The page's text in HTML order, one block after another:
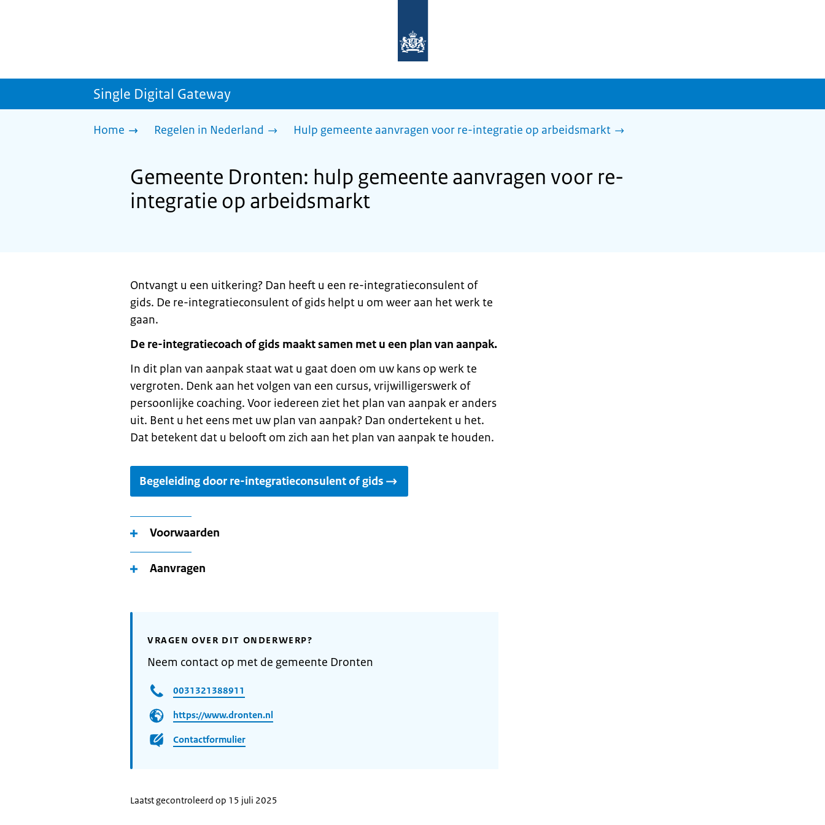
homepage
sdg.rijksoverheid.nl
Single Digital Gateway
Home Regelen in Nederland Hulp gemeente aanvragen voor re-integratie op arbeidsmarkt
Gemeente Dronten: hulp gemeente aanvragen voor re-
integratie op arbeidsmarkt
Ontvangt u een uitkering? Dan heeft u een re-integratieconsulent of
gids. De re-integratieconsulent of gids helpt u om weer aan het werk te
gaan.
De re-integratiecoach of gids maakt samen met u een plan van aanpak.
In dit plan van aanpak staat wat u gaat doen om uw kans op werk te
vergroten. Denk aan het volgen van een cursus, vrijwilligerswerk of
persoonlijke coaching. Voor iedereen ziet het plan van aanpak er anders
uit. Bent u het eens met uw plan van aanpak? Dan ondertekent u het.
Dat betekent dat u belooft om zich aan het plan van aanpak te houden.
Begeleiding door re-integratieconsulent of gids
Voorwaarden
Aanvragen
VRAGEN OVER DIT ONDERWERP?
Neem contact op met de gemeente Dronten
0031321388911
https://www.dronten.nl
Contactformulier
Laatst gecontroleerd op 15 juli 2025